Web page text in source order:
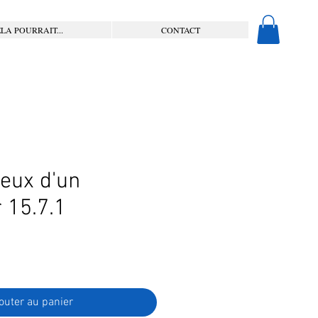
POURRAIT... CONTACT
d'un
au panier